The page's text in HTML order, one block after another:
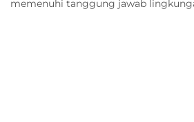
memenuhi tanggung jawab